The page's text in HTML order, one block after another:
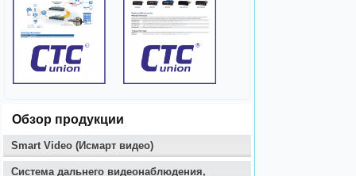
Обзор продукции
Smart Video (Исмарт видео)
Система дальнего видеонаблюдения,